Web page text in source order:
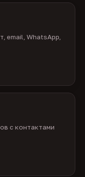
email, WhatsApp,
с контактами